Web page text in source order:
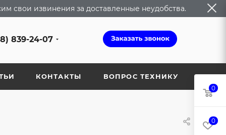
свои извинения за доставленные неудобства.
839-24-07
КОНТАКТЫ ВОПРОС ТЕХНИКУ
0
0